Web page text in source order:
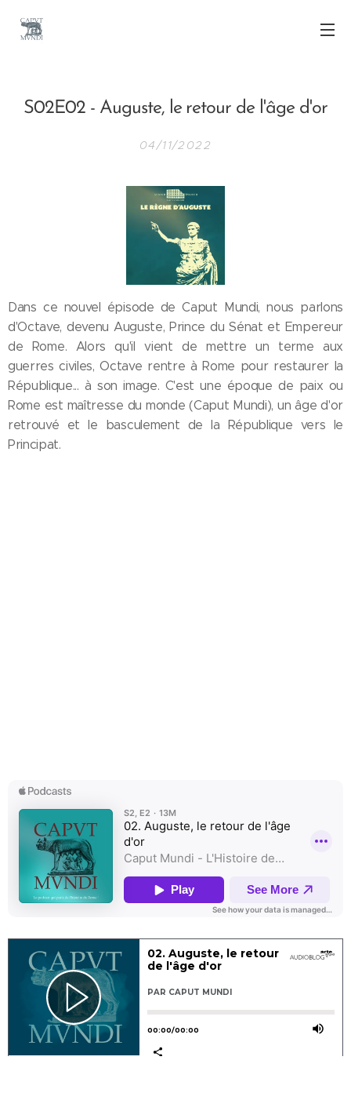
S02E02 - Auguste, le retour de l'âge d'or
04/11/2022
Dans ce nouvel épisode de Caput Mundi, nous parlons
d'Octave, devenu Auguste, Prince du Sénat et Empereur
de Rome. Alors qu'il vient de mettre un terme aux
guerres civiles, Octave rentre à Rome pour restaurer la
République... à son image. C'est une époque de paix ou
Rome est maîtresse du monde (Caput Mundi), un âge d'or
retrouvé et le basculement de la République vers le
Principat.